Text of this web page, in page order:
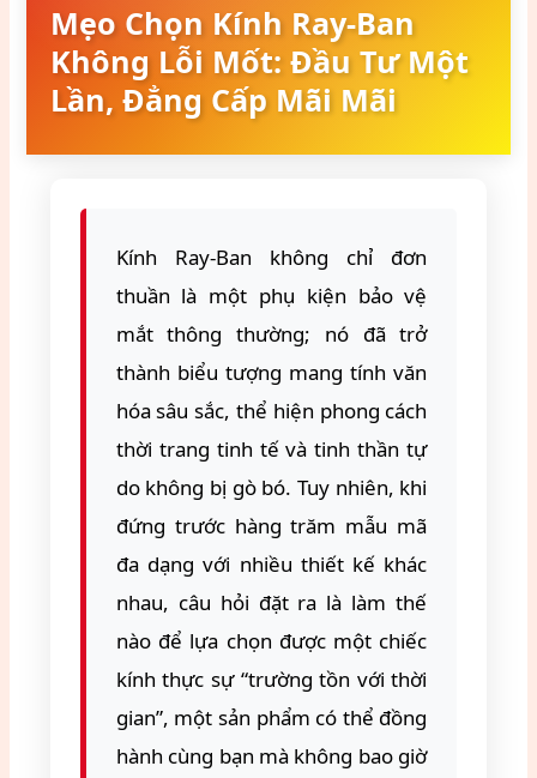
Mẹo Chọn Kính Ray-Ban
Không Lỗi Mốt: Đầu Tư Một
Lần, Đẳng Cấp Mãi Mãi
Kính Ray-Ban không chỉ đơn
thuần là một phụ kiện bảo vệ
mắt thông thường; nó đã trở
thành biểu tượng mang tính văn
hóa sâu sắc, thể hiện phong cách
thời trang tinh tế và tinh thần tự
do không bị gò bó. Tuy nhiên, khi
đứng trước hàng trăm mẫu mã
đa dạng với nhiều thiết kế khác
nhau, câu hỏi đặt ra là làm thế
nào để lựa chọn được một chiếc
kính thực sự “trường tồn với thời
gian”, một sản phẩm có thể đồng
hành cùng bạn mà không bao giờ